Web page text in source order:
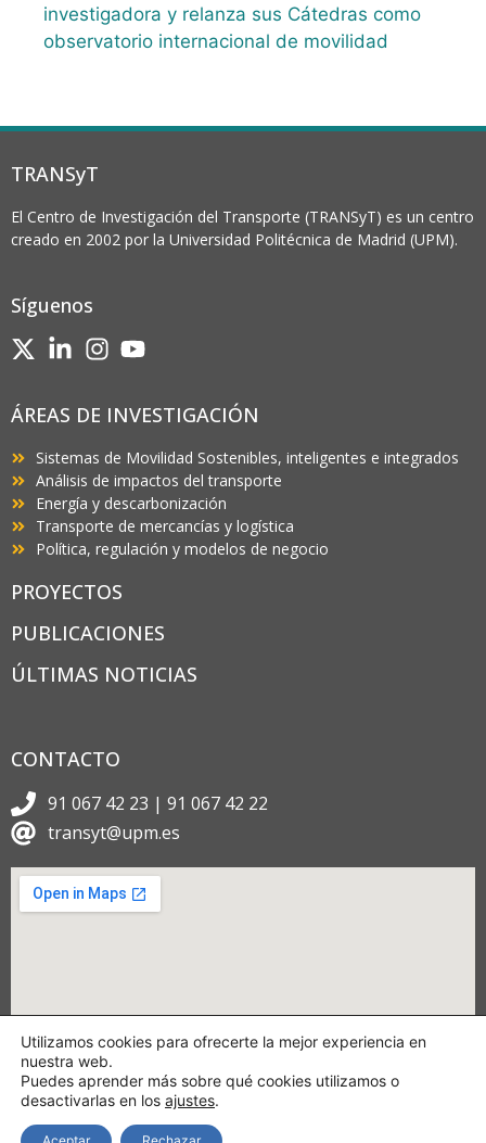
investigadora y relanza sus Cátedras como
observatorio internacional de movilidad
TRANSyT
El Centro de Investigación del Transporte (TRANSyT) es un centro
creado en 2002 por la Universidad Politécnica de Madrid (UPM).
Síguenos
ÁREAS DE INVESTIGACIÓN
Sistemas de Movilidad Sostenibles, inteligentes e integrados
Análisis de impactos del transporte
Energía y descarbonización
Transporte de mercancías y logística
Política, regulación y modelos de negocio
PROYECTOS
PUBLICACIONES
ÚLTIMAS NOTICIAS
CONTACTO
91 067 42 23 | 91 067 42 22
transyt@upm.es
Utilizamos cookies para ofrecerte la mejor experiencia en
nuestra web.
Puedes aprender más sobre qué cookies utilizamos o
desactivarlas en los ajustes.